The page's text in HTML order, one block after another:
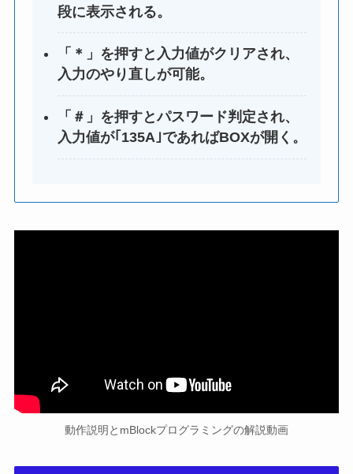
段に表示される。
「＊」を押すと入力値がクリアされ、
入力のやり直しが可能。
「＃」を押すとパスワード判定され、
入力値が｢135A｣であればBOXが開く。
動作説明とmBlockプログラミングの解説動画